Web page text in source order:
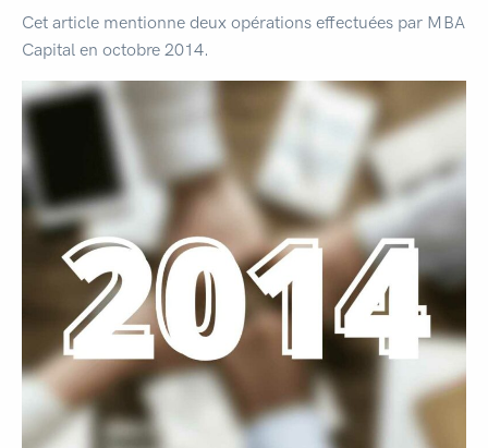
Cet article mentionne deux opérations effectuées par MBA
Capital en octobre 2014.